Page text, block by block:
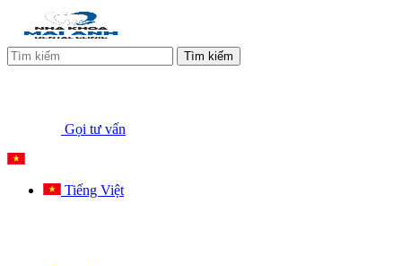
Tìm kiếm
Gọi tư vấn
Tiếng Việt